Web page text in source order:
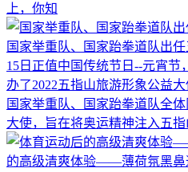
上，你知
国家举重队、国家跆拳道队出
15日正值中国传统节日--元宵
办了2022五指山旅游形象公益
国家举重队、国家跆拳道队全
大使，旨在将奥运精神注入五指
的高级清爽体验——薄荷氛黑鼻